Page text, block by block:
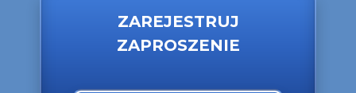
ZAREJESTRUJ
ZAPROSZENIE